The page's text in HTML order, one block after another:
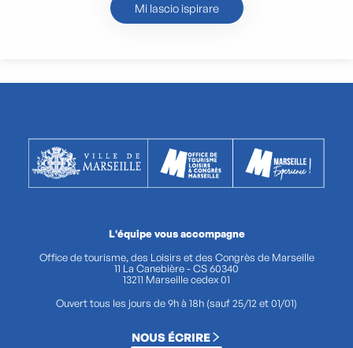
Mi lascio ispirare
L'équipe vous accompagne
Office de tourisme, des Loisirs et des Congrès de Marseille
11 La Canebière - CS 60340
13211 Marseille cedex 01
Ouvert tous les jours de 9h à 18h (sauf 25/12 et 01/01)
NOUS ÉCRIRE